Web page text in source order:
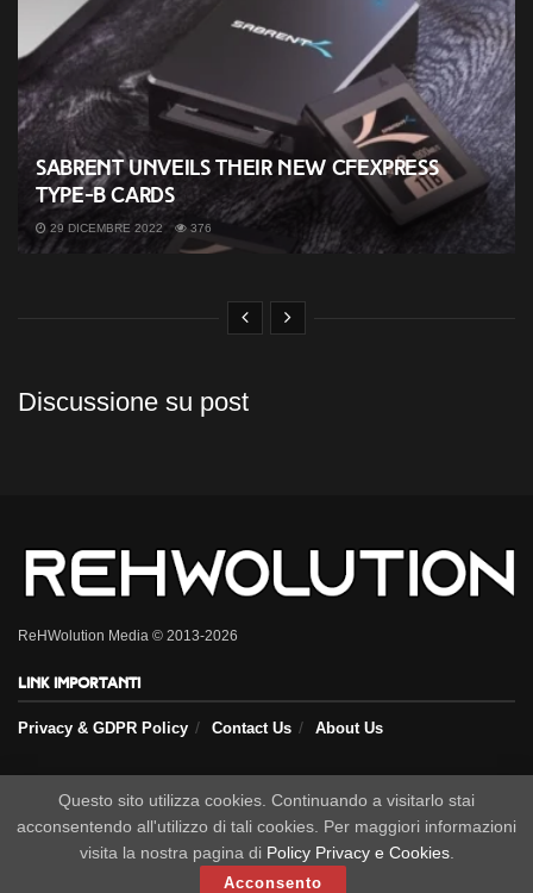
Sabrent unveils their new CFExpress
Type-B cards
29 DICEMBRE 2022 376
Discussione su post
ReHWolution Media © 2013-2026
Link importanti
Privacy & GDPR Policy Contact Us About Us
Seguici sui nostri social
Questo sito utilizza cookies. Continuando a visitarlo stai
acconsentendo all'utilizzo di tali cookies. Per maggiori informazioni
visita la nostra pagina di Policy Privacy e Cookies.
Acconsento